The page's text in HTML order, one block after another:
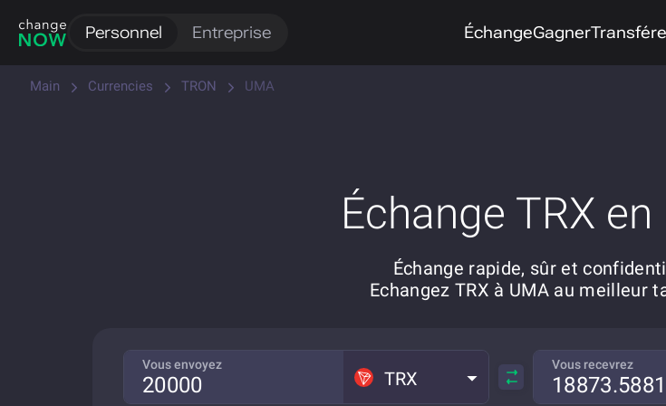
Personnel Entreprise ÉchangeGagner
Main Currencies TRON UMA
Échange TRX
Échange rapide, sûr et
Echangez TRX à UMA au meilleur
Vous envoyez
TRX
Vous recevrez